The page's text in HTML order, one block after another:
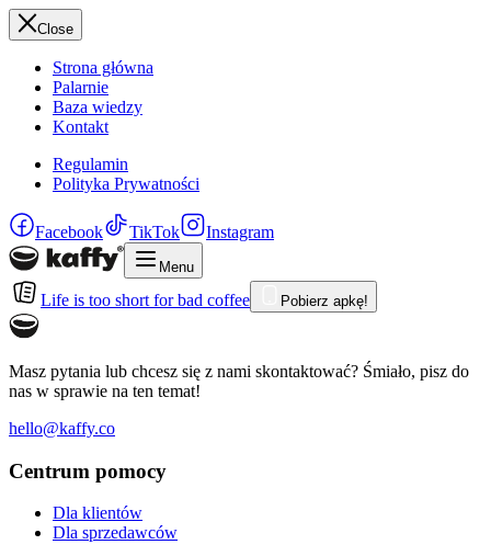
Close
Strona główna
Palarnie
Baza wiedzy
Kontakt
Regulamin
Polityka Prywatności
Facebook TikTok Instagram
Menu
Life is too short for bad coffee Pobierz apkę!
Masz pytania lub chcesz się z nami skontaktować? Śmiało, pisz do
nas w sprawie na ten temat!
hello@kaffy.co
Centrum pomocy
Dla klientów
Dla sprzedawców